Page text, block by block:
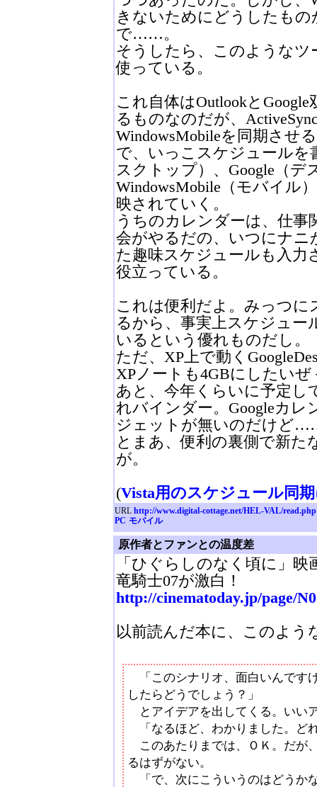
きないためにどうしたも
で……。
そうしたら、このような
使っている。
これ自体はOutlookと
るものなのだが、
WindowsMobileを同期させ
で、いっこスケジュールを
スクトップ）、Google（
WindowsMobile（モバイル
映されていく。
うちのカレンダーは、仕事
会がやるだの、いつにナ
た趣味スケジュールも入力
役立っている。
これは便利だよ。みっつ
るから、事実上スケジュ
いるという優れものだし。
ただ、XP上で動く
XPノートも4GBにしたいぜ
あと、今年くらいに予定し
れバインダー。Googleカレ
ジェットが無いのだけど
とまあ、便利の裏側で新た
が。
(Vista用のスケジュール同
URL http://www.digital-cottage.net/HEL-VAL/
PC モバイル
原作者とファンとの温度差
「ひぐらしのなく頃に」
竜騎士07が激白！
http://cinematoday.jp/page/
以前読んだ本に、このよう
「このシナリオ、面白いんです
したらどうでしょう？」
とアイデアを出してくる。いい
「なるほど、わかりました。ど
このあたりまでは、ＯＫ。だが
るはずがない。
「で、次にこういうのはどうか